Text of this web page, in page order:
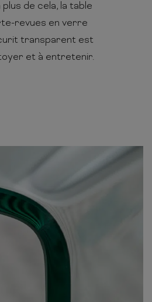
de cela, la table
revues en verre
transparent est
et à entretenir.